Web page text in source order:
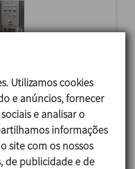
DE GEL
Utilizamos cookies
e anúncios, fornecer
e analisar o
informações
site com os nossos
de publicidade e de